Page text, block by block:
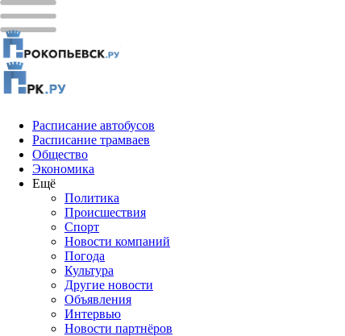
Расписание автобусов
Расписание трамваев
Общество
Экономика
Ещё
Политика
Проиcшествия
Спорт
Новости компаний
Погода
Культура
Другие новости
Объявления
Интервью
Новости партнёров